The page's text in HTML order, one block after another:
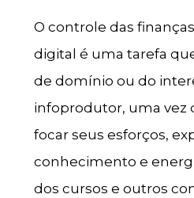
O controle das
digital é uma tarefa
de domínio ou do
infoprodutor, uma vez
focar seus esforços,
conhecimento e
dos cursos e outros